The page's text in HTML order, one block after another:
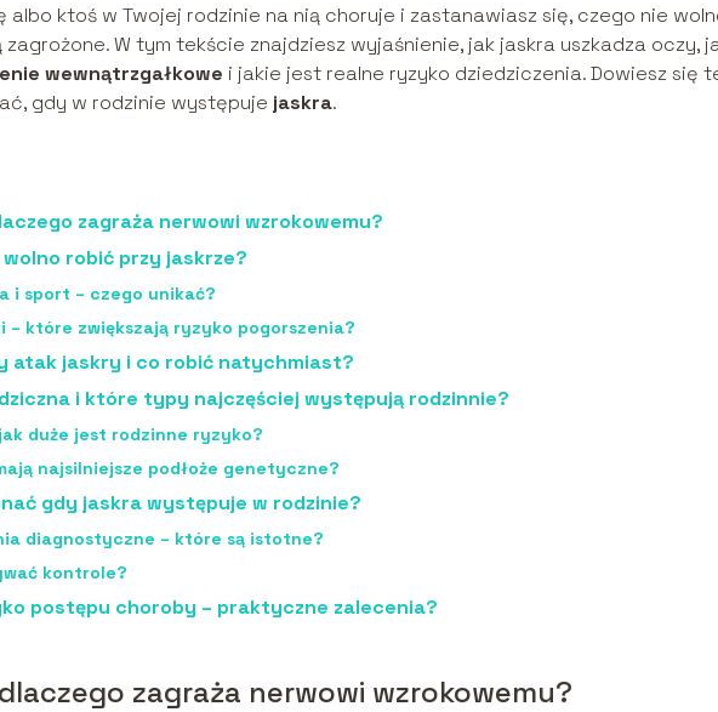
albo ktoś w Twojej rodzinie na nią choruje i zastanawiasz się, czego nie
W tym tekście znajdziesz wyjaśnienie, jak jaskra uszkadza oczy,
wewnątrzgałkowe i jakie jest realne ryzyko dziedziczenia. Dowiesz się
gdy w rodzinie występuje jaskra.
zagraża nerwowi wzrokowemu?
robić przy jaskrze?
i sport – czego unikać?
– które zwiększają ryzyko pogorszenia?
atak jaskry i co robić natychmiast?
i które typy najczęściej występują rodzinnie?
duże jest rodzinne ryzyko?
najsilniejsze podłoże genetyczne?
gdy jaskra występuje w rodzinie?
diagnostyczne – które są istotne?
kontrole?
postępu choroby – praktyczne zalecenia?
zagraża nerwowi wzrokowemu?